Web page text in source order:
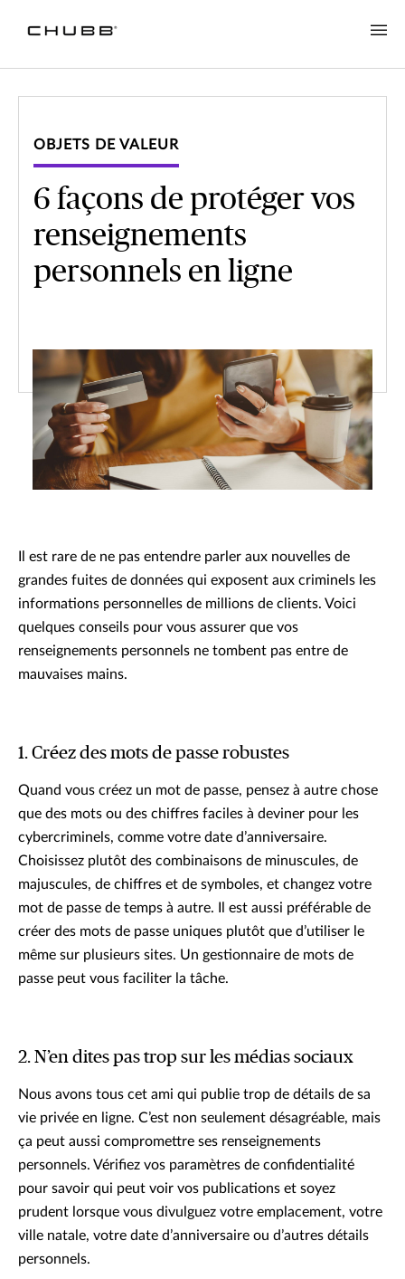
OBJETS DE VALEUR
6 façons de protéger vos
renseignements
personnels en ligne
Il est rare de ne pas entendre parler aux nouvelles de
grandes fuites de données qui exposent aux criminels les
informations personnelles de millions de clients. Voici
quelques conseils pour vous assurer que vos
renseignements personnels ne tombent pas entre de
mauvaises mains.
1. Créez des mots de passe robustes
Quand vous créez un mot de passe, pensez à autre chose
que des mots ou des chiffres faciles à deviner pour les
cybercriminels, comme votre date d’anniversaire.
Choisissez plutôt des combinaisons de minuscules, de
majuscules, de chiffres et de symboles, et changez votre
mot de passe de temps à autre. Il est aussi préférable de
créer des mots de passe uniques plutôt que d’utiliser le
même sur plusieurs sites. Un gestionnaire de mots de
passe peut vous faciliter la tâche.
2. N’en dites pas trop sur les médias sociaux
Nous avons tous cet ami qui publie trop de détails de sa
vie privée en ligne. C’est non seulement désagréable, mais
ça peut aussi compromettre ses renseignements
personnels. Vérifiez vos paramètres de confidentialité
pour savoir qui peut voir vos publications et soyez
prudent lorsque vous divulguez votre emplacement, votre
ville natale, votre date d’anniversaire ou d’autres détails
personnels.